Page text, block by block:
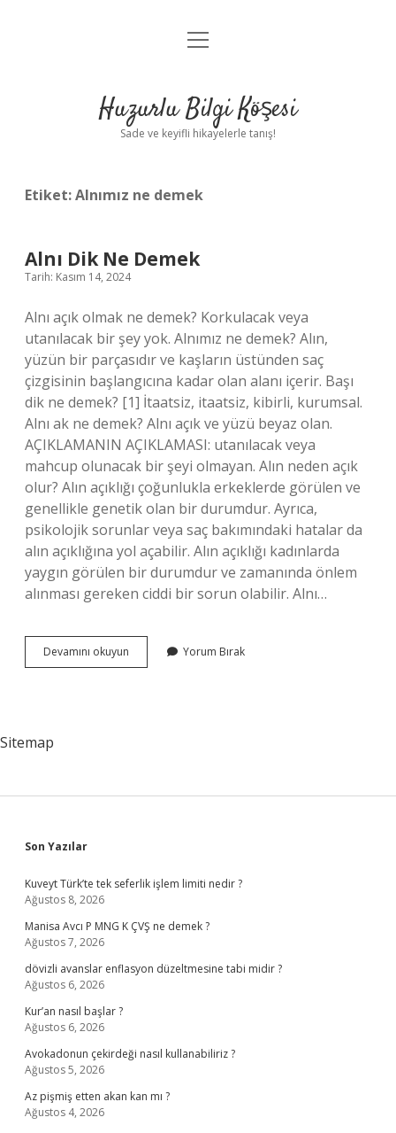
Anasayfa
Yasal Uyarı
menüyü
Huzurlu Bilgi Köşesi
Sade ve keyifli hikayelerle tanış!
Etiket:Alnımız ne demek
Alnı Dik Ne Demek
Tarih: Kasım 14, 2024
Alnı açık olmak ne demek? Korkulacak veya
utanılacak bir şey yok. Alnımız ne demek? Alın,
yüzün bir parçasıdır ve kaşların üstünden saç
çizgisinin başlangıcına kadar olan alanı içerir. Başı
dik ne demek? [1] İtaatsiz, itaatsiz, kibirli, kurumsal.
Alnı ak ne demek? Alnı açık ve yüzü beyaz olan.
AÇIKLAMANIN AÇIKLAMASI: utanılacak veya
mahcup olunacak bir şeyi olmayan. Alın neden açık
olur? Alın açıklığı çoğunlukla erkeklerde görülen ve
genellikle genetik olan bir durumdur. Ayrıca,
psikolojik sorunlar veya saç bakımındaki hatalar da
alın açıklığına yol açabilir. Alın açıklığı kadınlarda
yaygın görülen bir durumdur ve zamanında önlem
alınması gereken ciddi bir sorun olabilir. Alnı…
Devamını okuyun
Dik
Yorum Bırak
Sitemap
Sidebar
Son Yazılar
Kuveyt Türk’te tek seferlik işlem limiti nedir ?
Ağustos 8, 2026
Manisa Avcı P MNG K ÇVŞ ne demek ?
Ağustos 7, 2026
dövizli avanslar enflasyon düzeltmesine tabi midir ?
Ağustos 6, 2026
Kur’an nasıl başlar ?
Ağustos 6, 2026
Avokadonun çekirdeği nasıl kullanabiliriz ?
Ağustos 5, 2026
Az pişmiş etten akan kan mı ?
Ağustos 4, 2026